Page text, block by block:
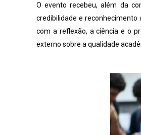
O evento recebeu, além da
credibilidade e
com a reflexão, a ciência e o
externo sobre a qualidade